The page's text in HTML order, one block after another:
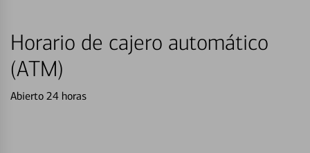
Horario de cajero automático
(ATM)
Abierto 24 horas